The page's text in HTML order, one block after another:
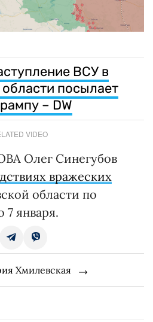
ВСУ в
посылает
– DW
VIDEO
Олег Синегубов
вражеских
области по
7 января.
Хмилевская